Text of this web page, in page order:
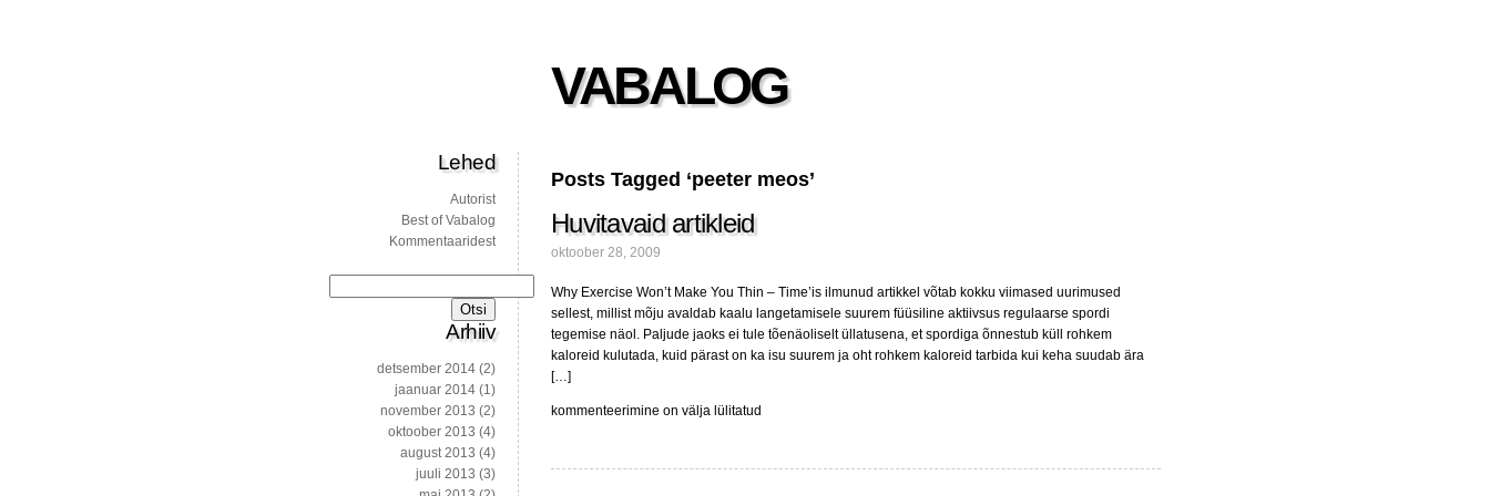
VABALOG
Posts Tagged ‘peeter meos’
Huvitavaid artikleid
oktoober 28, 2009
Why Exercise Won’t Make You Thin – Time’is ilmunud artikkel võtab kokku viimased uurimused
sellest, millist mõju avaldab kaalu langetamisele suurem füüsiline aktiivsus regulaarse spordi
tegemise näol. Paljude jaoks ei tule tõenäoliselt üllatusena, et spordiga õnnestub küll rohkem
kaloreid kulutada, kuid pärast on ka isu suurem ja oht rohkem kaloreid tarbida kui keha suudab ära
[…]
Huvitavaid
kommenteerimine on välja lülitatud
Lehed
Autorist
Best of Vabalog
Kommentaaridest
Arhiiv
detsember 2014 (2)
jaanuar 2014 (1)
november 2013 (2)
oktoober 2013 (4)
august 2013 (4)
juuli 2013 (3)